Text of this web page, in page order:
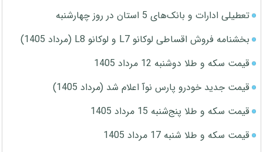
تعطیلی ادارات و بانک‌های 5 استان در روز چهارشنبه
بخشنامه فروش اقساطی لوکانو L7 و لوکانو L8 (مرداد 1405)
قیمت سکه و طلا دوشنبه 12 مرداد 1405
قیمت جدید خودرو پارس نوآ اعلام شد (مرداد 1405)
قیمت سکه و طلا پنج‌شنبه 15 مرداد 1405
قیمت سکه و طلا شنبه 17 مرداد 1405